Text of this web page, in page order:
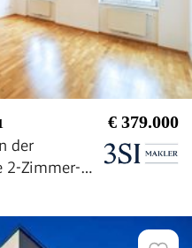
€ 379.000
der
2-Zimmer-
Kardinal-